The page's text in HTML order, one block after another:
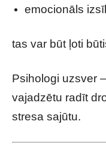
emocionāls
tas var būt ļoti
Psihologi uzsver
vajadzētu radīt
stresa sajūtu.